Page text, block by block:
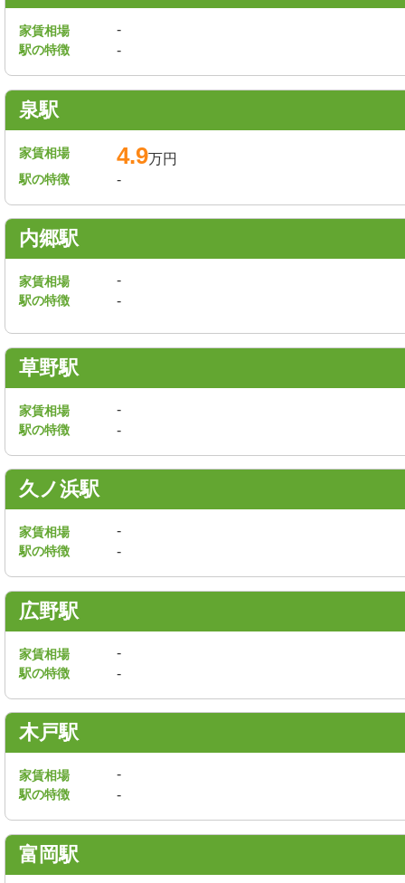
家賃相場 -
駅の特徴 -
泉駅
家賃相場 4.9万円
駅の特徴 -
内郷駅
家賃相場 -
駅の特徴 -
草野駅
家賃相場 -
駅の特徴 -
久ノ浜駅
家賃相場 -
駅の特徴 -
広野駅
家賃相場 -
駅の特徴 -
木戸駅
家賃相場 -
駅の特徴 -
富岡駅